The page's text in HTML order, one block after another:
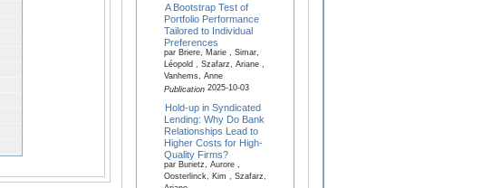
A Bootstrap Test of
Portfolio Performance
Tailored to Individual
Preferences
par Briere, Marie , Simar,
Léopold , Szafarz, Ariane ,
Vanhems, Anne
Publication2025-10-03
Hold-up in Syndicated
Lending: Why Do Bank
Relationships Lead to
Higher Costs for High-
Quality Firms?
par Burietz, Aurore ,
Oosterlinck, Kim , Szafarz,